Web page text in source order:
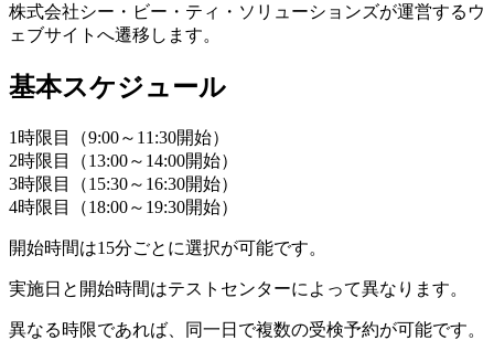
株式会社シー・ビー・ティ・ソリューションズが運営するウ
ェブサイトへ遷移します。
基本スケジュール
1時限目（9:00～11:30開始）
2時限目（13:00～14:00開始）
3時限目（15:30～16:30開始）
4時限目（18:00～19:30開始）
開始時間は15分ごとに選択が可能です。
実施日と開始時間はテストセンターによって異なります。
異なる時限であれば、同一日で複数の受検予約が可能です。